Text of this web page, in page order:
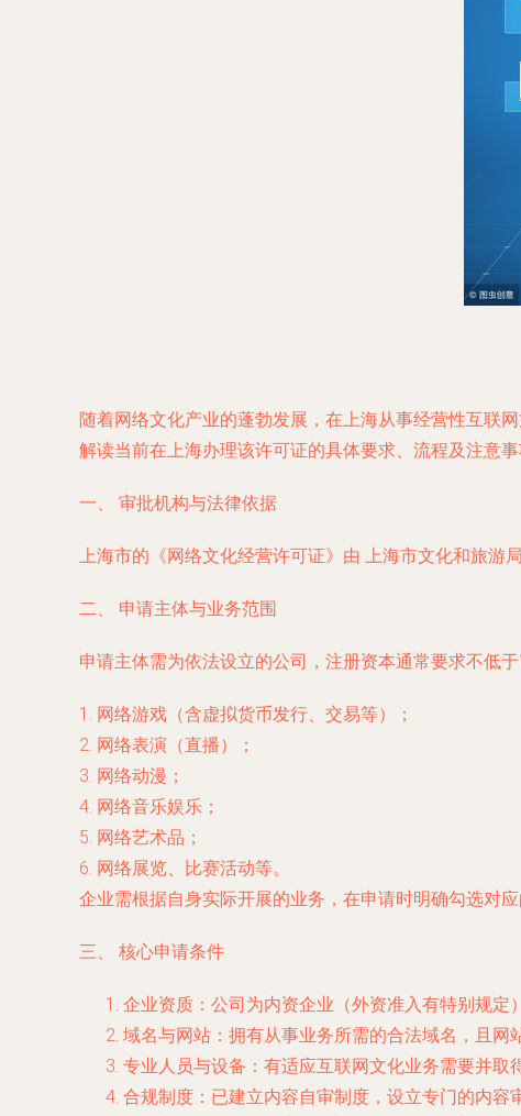
随着网络文化产业的蓬勃发展，在上海从事经营性互联
解读当前在上海办理该许可证的具体要求、流程及注意事
一、 审批机构与法律依据
上海市的《网络文化经营许可证》由 上海市文化和旅游局
二、 申请主体与业务范围
申请主体需为依法设立的公司，注册资本通常要求不低
1. 网络游戏（含虚拟货币发行、交易等）；
2. 网络表演（直播）；
3. 网络动漫；
4. 网络音乐娱乐；
5. 网络艺术品；
6. 网络展览、比赛活动等。
企业需根据自身实际开展的业务，在申请时明确勾选对应
三、 核心申请条件
企业资质 ：公司为内资企业（外资准入有特别规定
域名与网站 ：拥有从事业务所需的合法域名，且网
专业人员与设备 ：有适应互联网文化业务需要并
合规制度 ：已建立内容自审制度，设立专门的内容